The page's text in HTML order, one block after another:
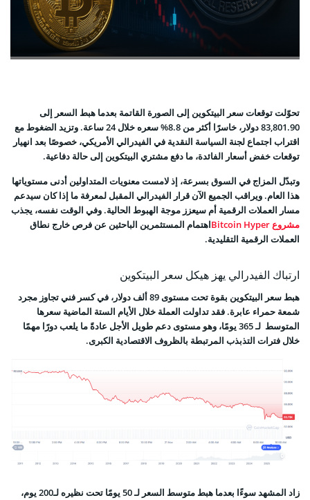
تحوّلت توقعات سعر البيتكوين إلى الصورة القاتمة بعدما هبط السعر إلى
83,801.90 دولار، خاسرًا أكثر من 8.8% سعره خلال 24 ساعة. وتزيد الضغوط مع
اقتراب اجتماع لجنة السياسة النقدية في الفيدرالي الأمريكي، خصوصًا بعد انهيار
توقعات خفض أسعار الفائدة، ما دفع مشتري البيتكوين إلى حالة دفاعية.
وتبدّل المزاج في السوق بسرعة، إذ لامست معنويات المتداولين أدنى مستوياتها
هذا العام. ويراقب الجميع الآن قرار الفيدرالي المقبل لمعرفة ما إذا كان سيدعم
مسار العملات الرقمية أم سيعزز موجة الهبوط الحالية. وفي الوقت نفسه، يجذب
مشروع Bitcoin Hyper
اهتمام المستثمرين الباحثين عن فرص خارج نطاق
العملات الرقمية التقليدية.
ارتباك الفيدرالي يهز هيكل سعر البيتكوين
هبط سعر البيتكوين بقوة تحت مستوى 89 ألف دولار، في كسر فني تجاوز مجرد
شمعة حمراء عابرة. فقد تداولت العملة خلال الأيام الستة الماضية سعرها
المتوسط لـ 365 يومًا، وهو مستوى دعم طويل الأجل عادةً ما يلعب دورًا مهمًا
خلال فترات التذبذب المرتبطة بالظروف الاقتصادية الكبرى.
زاد المشهد سوءًا بعدما هبط متوسط السعر لـ 50 يومًا تحت نظيره لـ200 يوم،